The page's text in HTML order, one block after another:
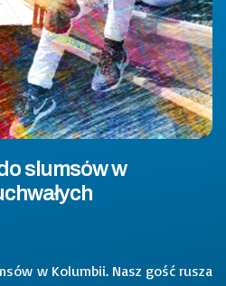
slumsów w
w Kolumbii. Nasz gość rusza